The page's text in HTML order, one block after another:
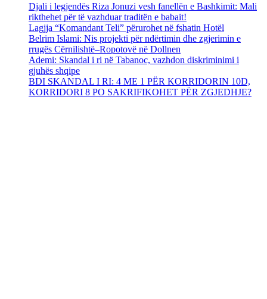
Djali i legjendës Riza Jonuzi vesh fanellën e Bashkimit: Mali
rikthehet për të vazhduar traditën e babait!
Lagjja “Komandant Teli” përurohet në fshatin Hotël
Belrim Islami: Nis projekti për ndërtimin dhe zgjerimin e
rrugës Cërnilishtë–Ropotovë në Dollnen
Ademi: Skandal i ri në Tabanoc, vazhdon diskriminimi i
gjuhës shqipe
BDI SKANDAL I RI: 4 ME 1 PËR KORRIDORIN 10D,
KORRIDORI 8 PO SAKRIFIKOHET PËR ZGJEDHJE?